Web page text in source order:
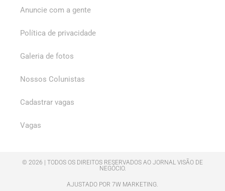
Anuncie com a gente
Política de privacidade
Galeria de fotos
Nossos Colunistas
Cadastrar vagas
Vagas
© 2026 | TODOS OS DIREITOS RESERVADOS AO JORNAL VISÃO DE
NEGÓCIO.
AJUSTADO POR 7W MARKETING.